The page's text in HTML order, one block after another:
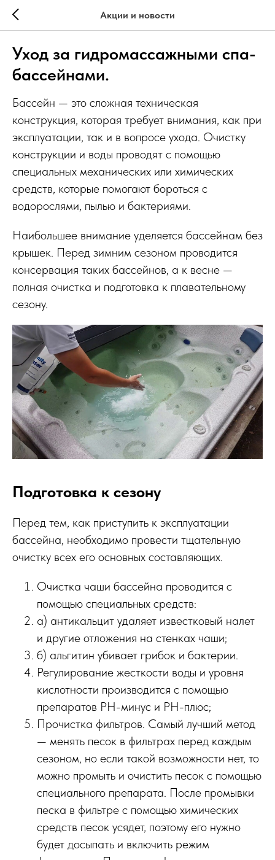
Акции и новости
Уход за гидромассажными спа-
бассейнами.
Бассейн — это сложная техническая
конструкция, которая требует внимания, как при
эксплуатации, так и в вопросе ухода. Очистку
конструкции и воды проводят с помощью
специальных механических или химических
средств, которые помогают бороться с
водорослями, пылью и бактериями.
Наибольшее внимание уделяется бассейнам без
крышек. Перед зимним сезоном проводится
консервация таких бассейнов, а к весне —
полная очистка и подготовка к плавательному
сезону.
Подготовка к сезону
Перед тем, как приступить к эксплуатации
бассейна, необходимо провести тщательную
очистку всех его основных составляющих.
Очистка чаши бассейна проводится с
помощью специальных средств:
а) антикальцит удаляет известковый налет
и другие отложения на стенках чаши;
б) альгитин убивает грибок и бактерии.
Регулирование жесткости воды и уровня
кислотности производится с помощью
препаратов РН-минус и РН-плюс;
Прочистка фильтров. Самый лучший метод
— менять песок в фильтрах перед каждым
сезоном, но если такой возможности нет, то
можно промыть и очистить песок с помощью
специального препарата. После промывки
песка в фильтре с помощью химических
средств песок усядет, поэтому его нужно
будет досыпать и включить режим